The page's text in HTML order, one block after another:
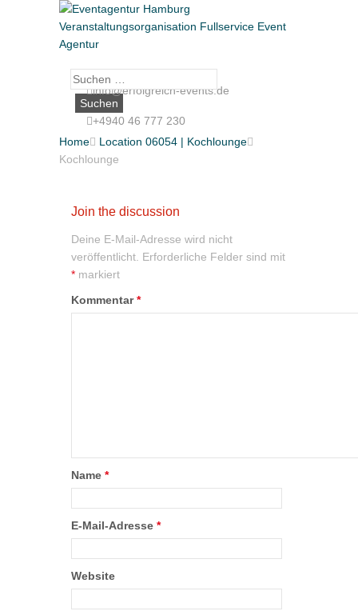
Suche
nach:info@erfolgreich-events.de
+4940 46 777 230
Home Location 06054 | Kochlounge
Kochlounge
Join the discussion
Deine E-Mail-Adresse wird nicht
veröffentlicht. Erforderliche Felder sind mit
* markiert
Kommentar*
Name *
E-Mail-Adresse *
Website